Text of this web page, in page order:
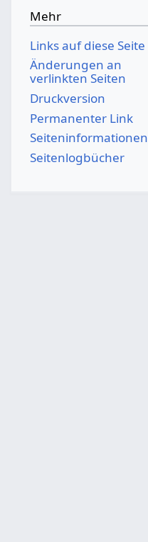
Mehr
Links auf diese Seite
Änderungen an
verlinkten Seiten
Druckversion
Permanenter Link
Seiten­­informationen
Seitenlogbücher